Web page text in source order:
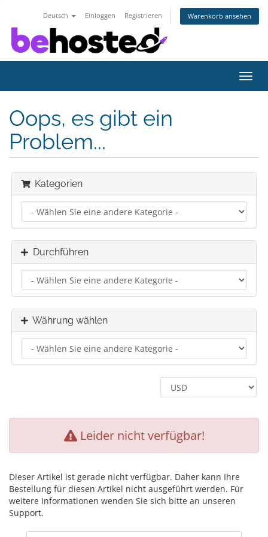
Deutsch Einloggen Registrieren Warenkorb ansehen
ein-/
Oops, es gibt ein
Problem...
Kategorien
Durchführen
Währung wählen
Leider nicht verfügbar!
Dieser Artikel ist gerade nicht verfügbar. Daher kann Ihre
Bestellung für diesen Artikel nicht ausgeführt werden. Für
weitere Informationen wenden Sie sich bitte an unseren
Support.